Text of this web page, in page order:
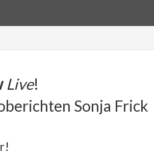
Live!
Sonja Frick